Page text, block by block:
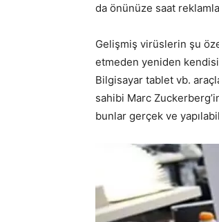
da önünüze saat
Gelişmiş virüslerin şu
etmeden yeniden
Bilgisayar tablet vb.
sahibi Marc
bunlar gerçek ve